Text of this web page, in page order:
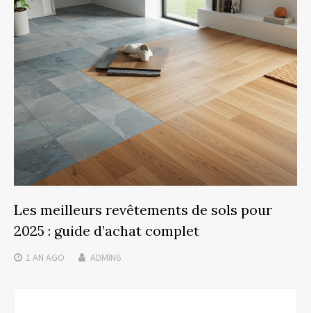
Les meilleurs revêtements de sols pour
2025 : guide d’achat complet
1 AN AGO ADMIN6